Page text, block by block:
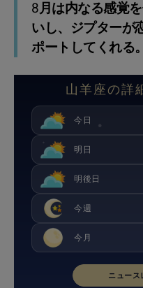
8月は内なる感覚
いし、ジプターが
ポートしてくれる。
山羊座の詳
今日
明日
明後日
今週
今月
ニュース